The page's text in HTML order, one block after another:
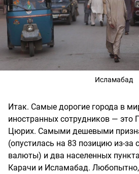
Исламабад
Итак. Самые дорогие города в
иностранных сотрудников — это
Цюрих. Самыми дешевыми
(опустилась на 83 позицию из-за
валюты) и два населенных
Карачи и Исламабад.